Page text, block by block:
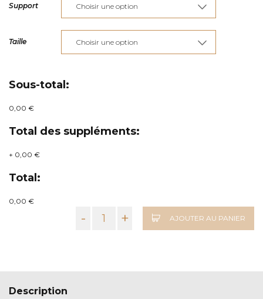
€115,00
à
€285,00
Support
Taille
Sous-total:
0,00 €
Total des suppléments:
+ 0,00 €
Total:
0,00 €
- + AJOUTER AU PANIER
Description